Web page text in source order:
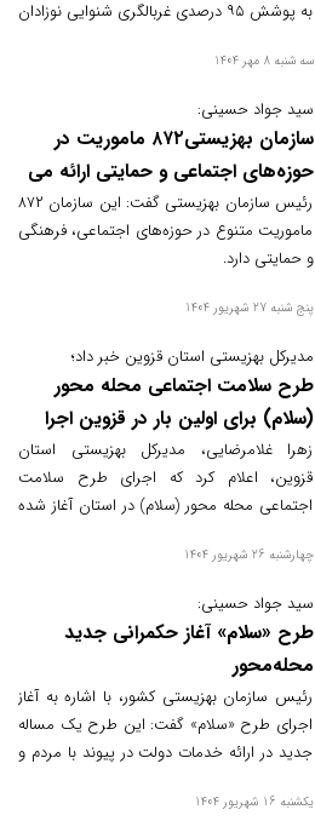
به پوشش ۹۵ درصدی غربالگری شنوایی نوزادان
نفر پیشگیری شود.
سه شنبه 8 مهر 1404
سید جواد حسینی:
سازمان بهزیستی۸۷۲ ماموریت در
حوزه‌های اجتماعی و حمایتی ارائه می
دهد
رئیس سازمان بهزیستی گفت: این سازمان ۸۷۲
ماموریت متنوع در حوزه‌های اجتماعی، فرهنگی
و حمایتی دارد.
پنج شنبه 27 شهریور 1404
مدیرکل بهزیستی استان قزوین خبر داد؛
طرح سلامت اجتماعی محله محور
(سلام) برای اولین بار در قزوین اجرا
شد
زهرا غلامرضایی، مدیرکل بهزیستی استان
قزوین، اعلام کرد که اجرای طرح سلامت
اجتماعی محله محور (سلام) در استان آغاز شده
برنامه را اجرا می‌کند. هدف طرح افزایش
و تقویت مشارکت اجتماعی است.
چهارشنبه 26 شهریور 1404
سید جواد حسینی:
طرح «سلام» آغاز حکمرانی جدید
محله‌محور
رئیس سازمان بهزیستی کشور، با اشاره به آغاز
اجرای طرح «سلام» گفت: این طرح یک مساله
جدید در ارائه خدمات دولت در پیوند با مردم و
یکشنبه 16 شهریور 1404